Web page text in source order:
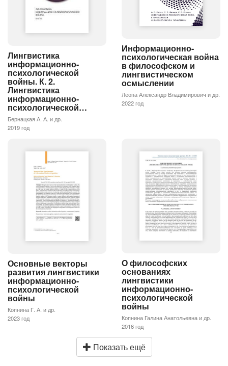
Лингвистика
информационно-
психологической
войны. К. 2.
Лингвистика
информационно-
психологической…
Бернацкая А. А. и др.
2019 год
Информационно-
психологическая война
в философском и
лингвистическом
осмыслении
Леопа Александр Владимирович и др.
2022 год
Основные векторы
развития лингвистики
информационно-
психологической
войны
Копнина Г. А. и др.
2023 год
О философских
основаниях
лингвистики
информационно-
психологической
войны
Копнина Галина Анатольевна и др.
2016 год
Показать ещё